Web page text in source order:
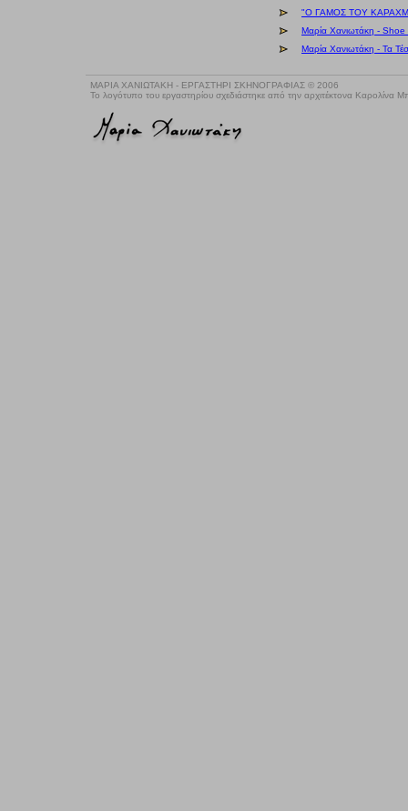
"Ο ΓΑΜΟΣ ΤΟΥ
Μαρία Χανιωτάκη - Shoe
Μαρία Χανιωτάκη - Τα
ΜΑΡΙΑ ΧΑΝΙΩΤΑΚΗ - ΕΡΓΑΣΤΗΡΙ ΣΚΗΝΟΓΡΑΦΙΑΣ © 2006
Το λογότυπο του εργαστηρίου σχεδιάστηκε από την αρχιτέκτονα Καρολίνα